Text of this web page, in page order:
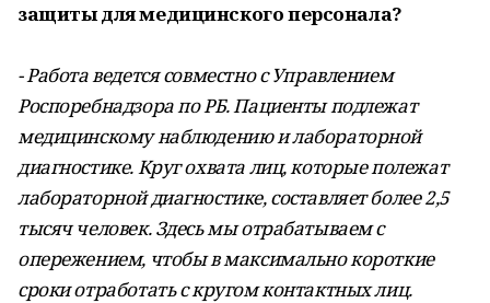
защиты для медицинского персонала?
- Работа ведется совместно с Управлением
Роспоребнадзора по РБ. Пациенты подлежат
медицинскому наблюдению и лабораторной
диагностике. Круг охвата лиц, которые полежат
лабораторной диагностике, составляет более 2,5
тысяч человек. Здесь мы отрабатываем с
опережением, чтобы в максимально короткие
сроки отработать с кругом контактных лиц.